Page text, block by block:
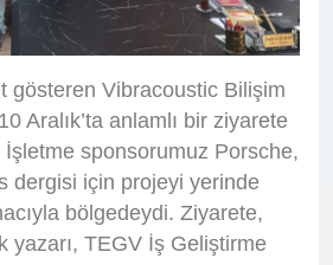
gösteren Vibracoustic Bilişim
Aralık’ta anlamlı bir ziyarete
İşletme sponsorumuz Porsche,
dergisi için projeyi yerinde
bölgedeydi. Ziyarete,
yazarı, TEGV İş Geliştirme